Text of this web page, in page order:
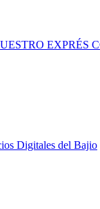
EXPRÉS
Digitales del Bajio